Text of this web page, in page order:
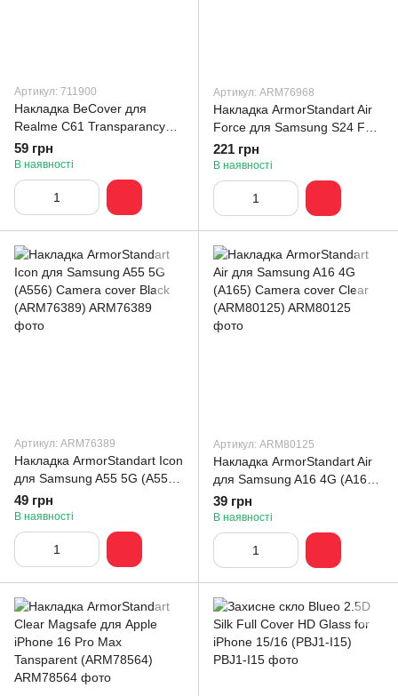
Артикул: 711900
Накладка BeCover для
Realme C61 Transparancy
(711900)
59 грн
В наявності
Артикул: ARM76968
Накладка ArmorStandart Air
Force для Samsung S24 FE
Camera cover Clear
(ARM76968)
221 грн
В наявності
Артикул: ARM76389
Накладка ArmorStandart Icon
для Samsung A55 5G (A556)
Camera cover Black
(ARM76389)
49 грн
В наявності
Артикул: ARM80125
Накладка ArmorStandart Air
для Samsung A16 4G (A165)
Camera cover Clear
(ARM80125)
39 грн
В наявності